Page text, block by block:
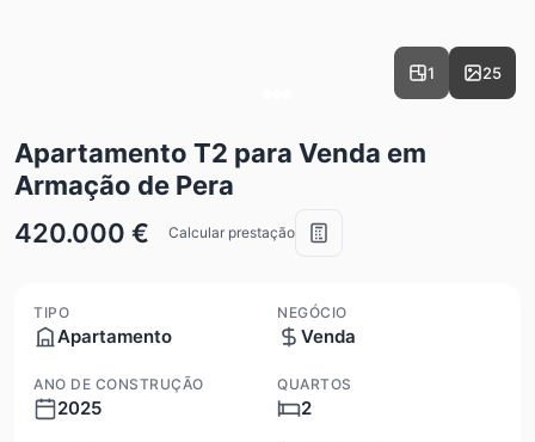
1 25
Apartamento T2 para Venda em
Armação de Pera
420.000 €
Calcular prestação
TIPO
Apartamento
NEGÓCIO
Venda
ANO DE CONSTRUÇÃO
2025
QUARTOS
2